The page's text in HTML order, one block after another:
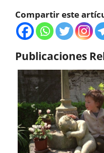
Compartir este
Publicaciones